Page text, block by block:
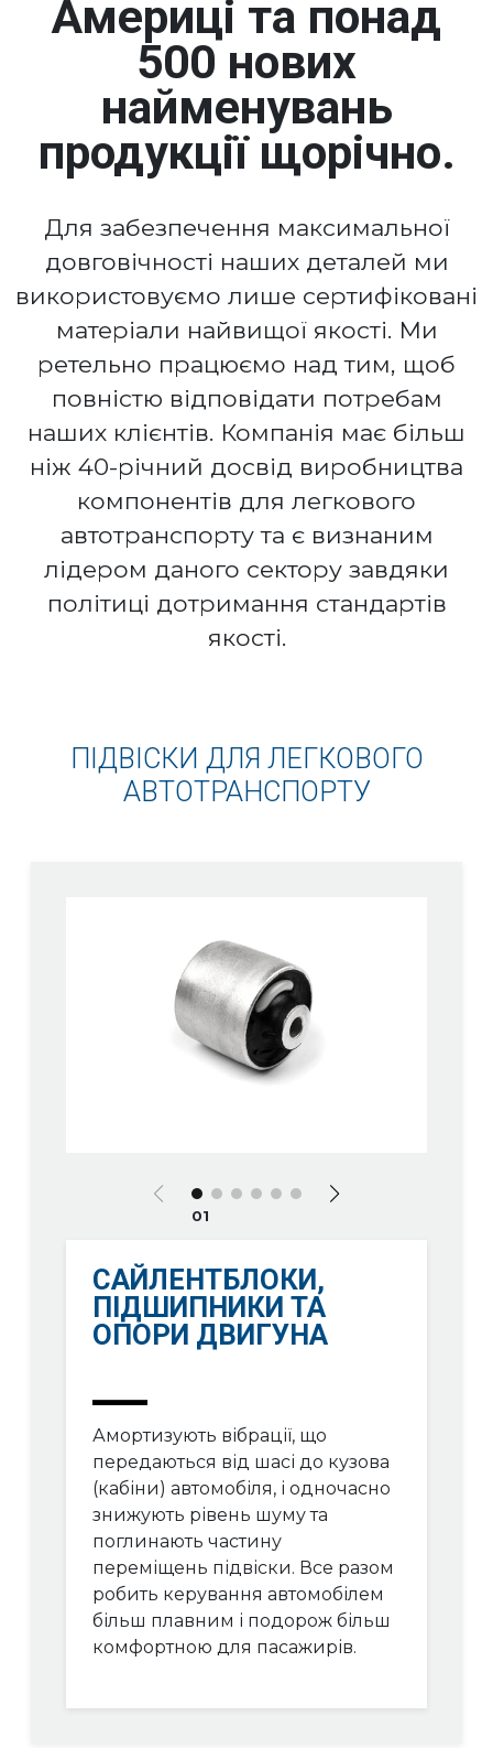
Америці та понад
500 нових
найменувань
продукції щорічно.
Для забезпечення максимальної
довговічності наших деталей ми
використовуємо лише сертифіковані
матеріали найвищої якості. Ми
ретельно працюємо над тим, щоб
повністю відповідати потребам
наших клієнтів. Компанія має більш
ніж 40-річний досвід виробництва
компонентів для легкового
автотранспорту та є визнаним
лідером даного сектору завдяки
політиці дотримання стандартів
якості.
ПІДВІСКИ ДЛЯ ЛЕГКОВОГО
АВТОТРАНСПОРТУ
01
САЙЛЕНТБЛОКИ,
ПІДШИПНИКИ ТА
ОПОРИ ДВИГУНА
Амортизують вібрації, що
передаються від шасі до кузова
(кабіни) автомобіля, і одночасно
знижують рівень шуму та
поглинають частину
переміщень підвіски. Все разом
робить керування автомобілем
більш плавним і подорож більш
комфортною для пасажирів.